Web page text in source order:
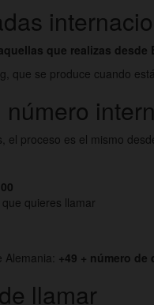
que realizas desde
que se produce cuando
proceso es el mismo
00
que quieres llamar
Alemania: +49 + número de
llamar